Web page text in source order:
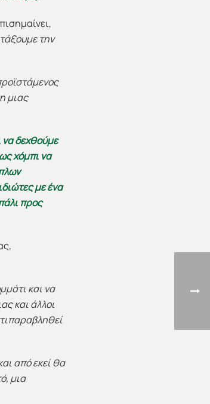
την
μιας
να δεχθούμε
χόμπι να
με ένα
προς
και να
και άλλοι
από εκεί θα
μια